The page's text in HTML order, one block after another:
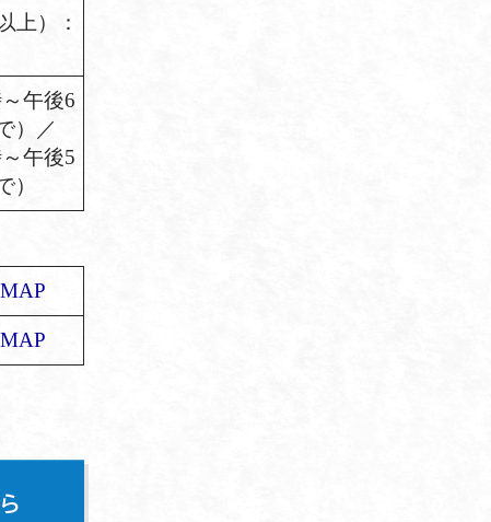
上）：
午後6
）／
午後5
）
MAP
MAP